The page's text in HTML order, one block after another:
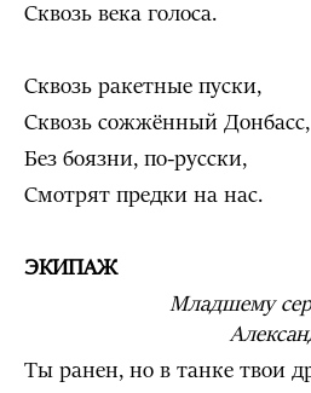
Сквозь века голоса.
Сквозь ракетные пуски,
Сквозь сожжённый Донбасс,
Без боязни, по-русски,
Смотрят предки на нас.
ЭКИПАЖ
Младшему
Ты ранен, но в танке твои